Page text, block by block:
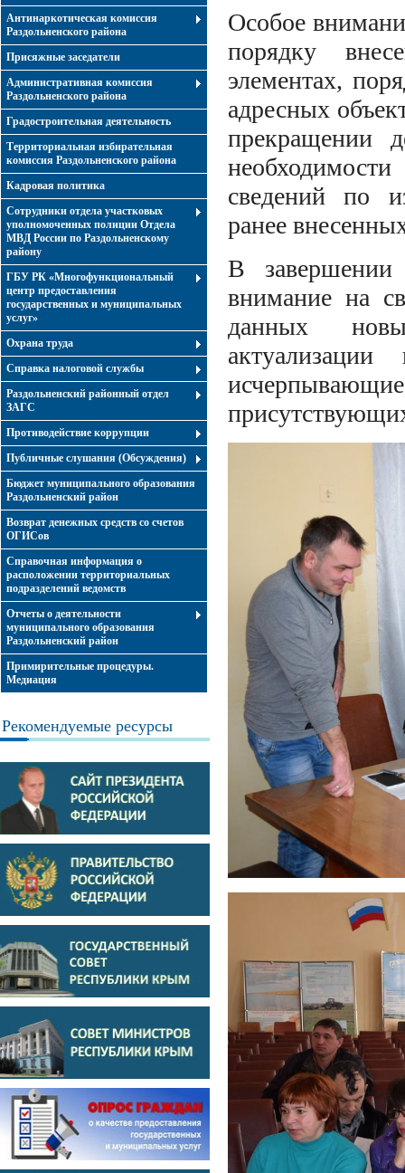
Антинаркотическая комиссия
Раздольненского района
Присяжные заседатели
Административная комиссия
Раздольненского района
Градостроительная деятельность
Территориальная избирательная
комиссия Раздольненского района
Кадровая политика
Сотрудники отдела участковых
уполномоченных полиции Отдела
МВД России по Раздольненскому
району
ГБУ РК «Многофункциональный
центр предоставления
государственных и муниципальных
услуг»
Охрана труда
Справка налоговой службы
Раздольненский районный отдел
ЗАГС
Противодействие коррупции
Публичные слушания (Обсуждения)
Бюджет муниципального образования
Раздольненский район
Возврат денежных средств со счетов
ОГИСов
Справочная информация о
расположении территориальных
подразделений ведомств
Отчеты о деятельности
муниципального образования
Раздольненский район
Примирительные процедуры.
Медиация
Рекомендуемые ресурсы
Особое
порядку
элементах,
адресных
прекращении
сведений по
ранее
В завершении
внимание на
данных